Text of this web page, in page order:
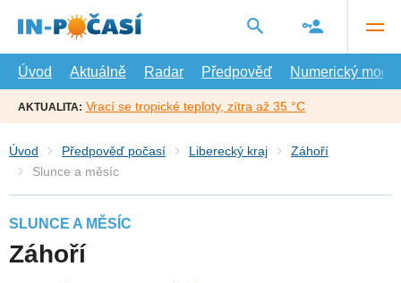
hlavní
Úvod
Aktuálně Radar Předpověď Numerický model
AKTUALITA: Vrací se tropické teploty, zítra až 35 °C
Úvod Předpověď počasí Liberecký kraj
Záhoří
Slunce a měsíc
SLUNCE A MĚSÍC
Záhoří